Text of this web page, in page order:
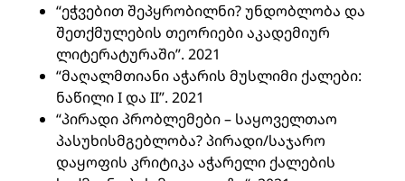
“ეჭვებით შეპყრობილნი? უნდობლობა და
შეთქმულების თეორიები აკადემიურ
ლიტერატურაში”. 2021
“მაღალმთიანი აჭარის მუსლიმი ქალები:
ნაწილი IდაII”. 2021
“პირადი პრობლემები – საყოველთაო
პასუხისმგებლობა? პირადი/საჯარო
დაყოფის კრიტიკა აჭარელი ქალების